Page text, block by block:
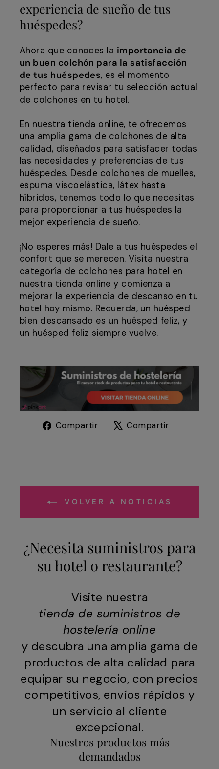
experiencia de sueño de tus
huéspedes?
Ahora que conoces la importancia de
un buen colchón para la satisfacción
de tus huéspedes, es el momento
perfecto para revisar tu selección actual
de colchones en tu hotel.
En nuestra tienda online, te ofrecemos
una amplia gama de colchones de alta
calidad, diseñados para satisfacer todas
las necesidades y preferencias de tus
huéspedes. Desde colchones de muelles,
espuma viscoelástica, látex hasta
híbridos, tenemos todo lo que necesitas
para proporcionar a tus huéspedes la
mejor experiencia de sueño.
¡No esperes más! Dale a tus huéspedes el
confort que se merecen. Visita nuestra
categoría de colchones para hotel en
nuestra tienda online y comienza a
mejorar la experiencia de descanso en tu
hotel hoy mismo. Recuerda, un huésped
bien descansado es un huésped feliz, y
un huésped feliz siempre vuelve.
Compartir
Compartir
Compartir
VOLVER A NOTICIAS
¿Necesita suministros para
su hotel o restaurante?
Visite nuestra
tienda de suministros de
hostelería online
y descubra una amplia gama de
productos de alta calidad para
equipar su negocio, con precios
competitivos, envíos rápidos y
un servicio al cliente
excepcional.
Nuestros productos más
demandados